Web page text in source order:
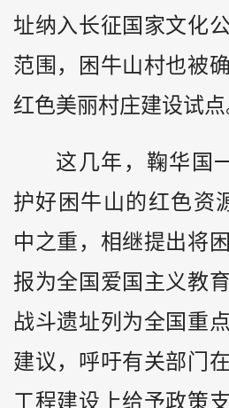
址纳入长征国家文化
范围，困牛山村也被
红色美丽村庄建设试点
这几年，鞠华国
护好困牛山的红色资
中之重，相继提出将
报为全国爱国主义教
战斗遗址列为全国重
建议，呼吁有关部门
工程建设上给予政策